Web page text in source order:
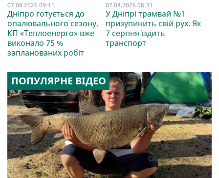
07.08.2026 09:11
Дніпро готується до
опалювального сезону.
КП «Теплоенерго» вже
виконало 75 %
запланованих робіт
07.08.2026 08:31
У Дніпрі трамвай №1
призупинить свій рух. Як
7 серпня їздить
транспорт
ПОПУЛЯРНЕ ВІДЕО